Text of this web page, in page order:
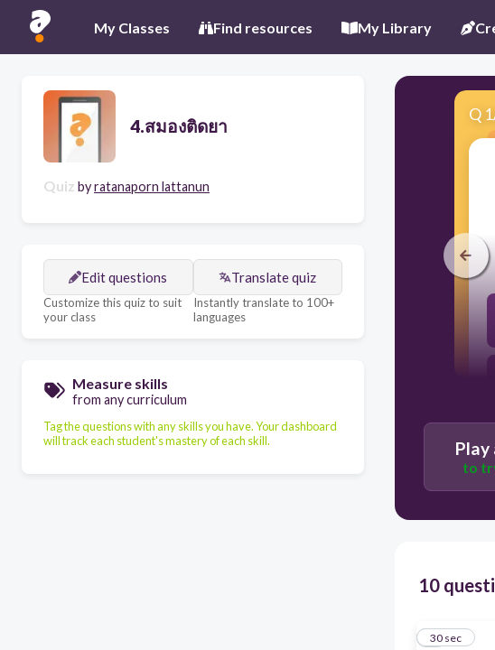
My Classes Find resources My Library
4.สมองติดยา
Quiz byratanaporn lattanun
Edit questions
Customize this quiz to suit
your class
Translate quiz
Instantly translate to 100+
languages
Measure skills
from any curriculum
Tag the questions with any skills you have. Your dashboard
will track each student's mastery of each skill.
Q 1
Play
to
10
1
30 sec